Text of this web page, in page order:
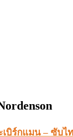
บิร์กแมน – ซับไ